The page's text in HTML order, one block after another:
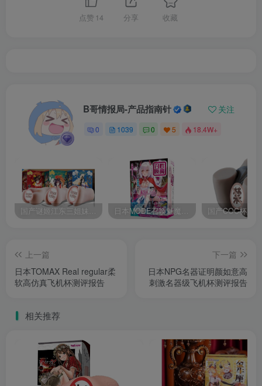
点赞 14 分享 收藏
B哥情报局-产品指南针 关注
0 1039 0 5 18.4W+
国产谜姬江东三姐妹国潮飞机杯低中高刺激度全覆盖飞机杯测评报告 日本MODE召唤魅魔飞机杯高刺激榨汁姬名器倒模自慰器使用体验及测评报告
上一篇
日本TOMAX Real regular柔
软高仿真飞机杯测评报告
下一篇
日本NPG名器证明颜如意高
刺激名器级飞机杯测评报告
相关推荐